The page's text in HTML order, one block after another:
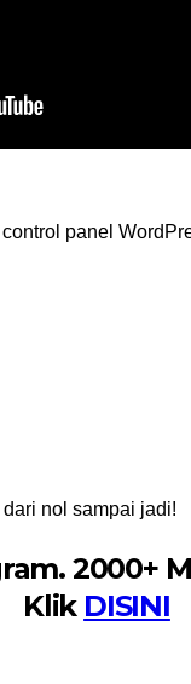
panel
nol sampai jadi!
Klik DISINI